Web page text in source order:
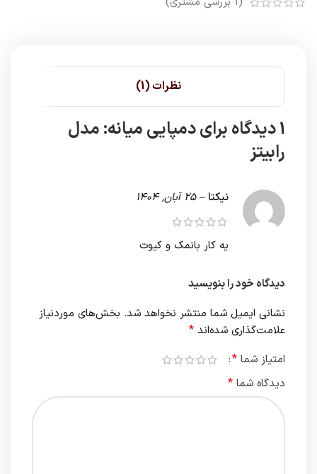
نظرات (1)
1 دیدگاه برای
دمپایی میانه: مدل
رابیتز
نیکتا– 25 آبان, 1404
یه کار بانمک و کیوت
دیدگاه خود را بنویسید
نشانی ایمیل شما منتشر نخواهد شد. بخش‌های موردنیاز
علامت‌گذاری شده‌اند *
امتیاز شما *
دیدگاه شما *